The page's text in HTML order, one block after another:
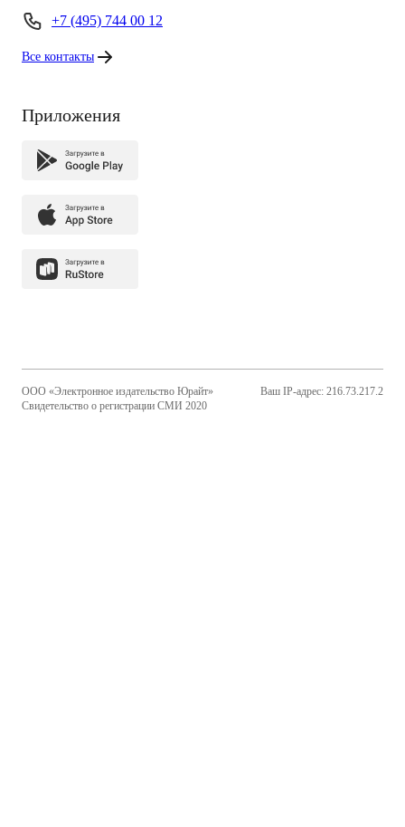
+7 (495) 744 00 12
Все контакты
Приложения
ООО «Электронное издательство Юрайт»
Свидетельство о регистрации СМИ 2020
Ваш IP-адрес: 216.73.217.2